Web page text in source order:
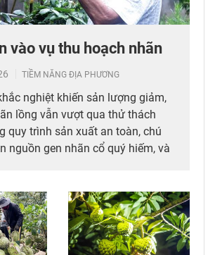
vào vụ thu hoạch nhãn
TIỀM NĂNG ĐỊA PHƯƠNG
nghiệt khiến sản lượng giảm,
lồng vẫn vượt qua thử thách
quy trình sản xuất an toàn, chú
nguồn gen nhãn cổ quý hiếm, và